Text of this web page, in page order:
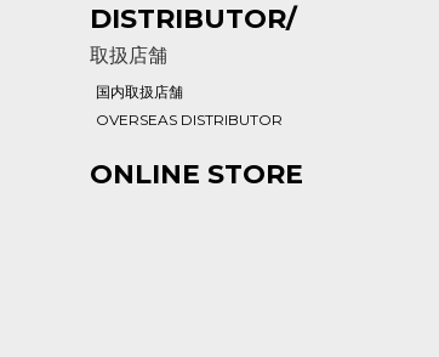
DISTRIBUTOR/
取扱店舗
国内取扱店舗
OVERSEAS DISTRIBUTOR
ONLINE STORE